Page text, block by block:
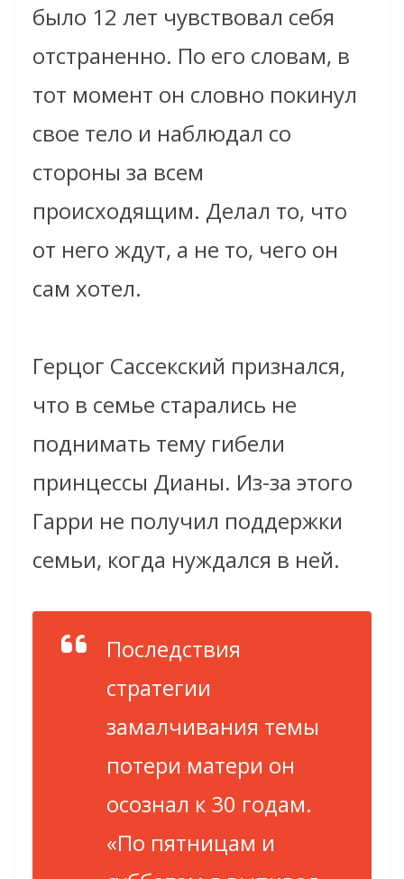
было 12 лет чувствовал себя
отстраненно. По его словам, в
тот момент он словно покинул
свое тело и наблюдал со
стороны за всем
происходящим. Делал то, что
от него ждут, а не то, чего он
сам хотел.
Герцог Сассекский признался,
что в семье старались не
поднимать тему гибели
принцессы Дианы. Из-за этого
Гарри не получил поддержки
семьи, когда нуждался в ней.
Последствия
стратегии
замалчивания темы
потери матери он
осознал к 30 годам.
«По пятницам и